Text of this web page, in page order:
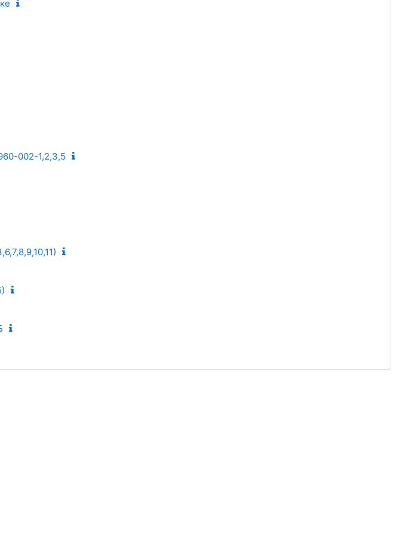
002-1,2,3,5